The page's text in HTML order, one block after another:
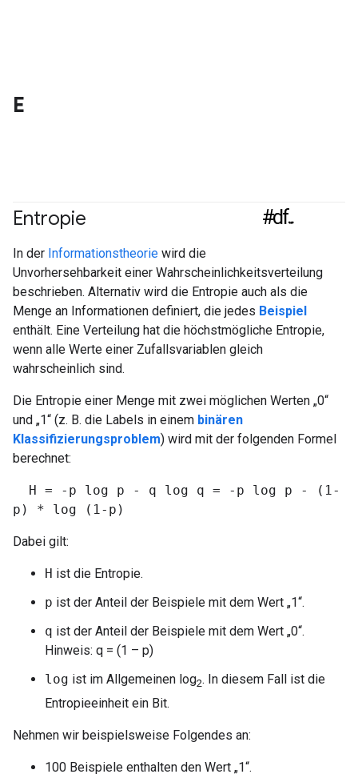
E
Entropie #df
In der Informationstheorie wird die
Unvorhersehbarkeit einer Wahrscheinlichkeitsverteilung
beschrieben. Alternativ wird die Entropie auch als die
Menge an Informationen definiert, die jedes Beispiel
enthält. Eine Verteilung hat die höchstmögliche Entropie,
wenn alle Werte einer Zufallsvariablen gleich
wahrscheinlich sind.
Die Entropie einer Menge mit zwei möglichen Werten „0“
und „1“ (z. B. die Labels in einem binären
Klassifizierungsproblem) wird mit der folgenden Formel
berechnet:
H = -p log p - q log q = -p log p - (1-
p) * log (1-p)
Dabei gilt:
H ist die Entropie.
p ist der Anteil der Beispiele mit dem Wert „1“.
q ist der Anteil der Beispiele mit dem Wert „0“.
Hinweis: q = (1 – p)
log ist im Allgemeinen log2. In diesem Fall ist die
Entropieeinheit ein Bit.
Nehmen wir beispielsweise Folgendes an:
100 Beispiele enthalten den Wert „1“.